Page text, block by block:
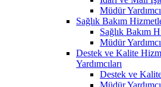
Müdür
Sağlık Bakım
Sağlık Bakım
Müdür
Destek ve Kalite
Yardımcıları
Destek ve
Müdür